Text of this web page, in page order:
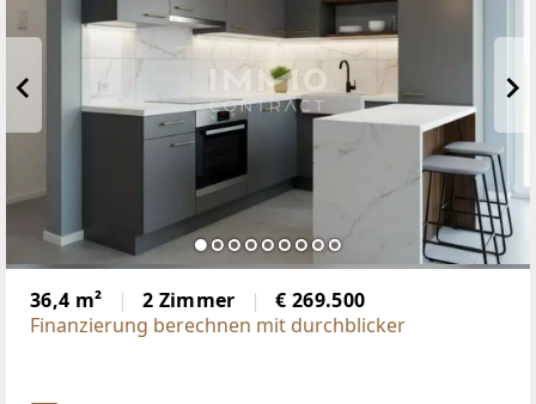
36,4 m² 2 Zimmer
€ 269.500
Finanzierung berechnen mit durchblicker